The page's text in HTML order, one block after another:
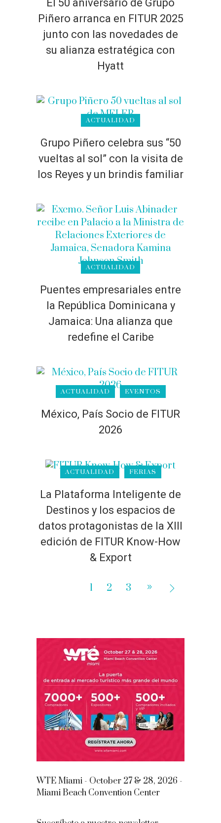
El 50 aniversario de Grupo
Piñero arranca en FITUR 2025
junto con las novedades de
su alianza estratégica con
Hyatt
ACTUALIDAD
Grupo Piñero celebra sus “50
vueltas al sol” con la visita de
los Reyes y un brindis familiar
ACTUALIDAD
Puentes empresariales entre
la República Dominicana y
Jamaica: Una alianza que
redefine el Caribe
ACTUALIDAD EVENTOS
México, País Socio de FITUR
2026
ACTUALIDAD FERIAS
La Plataforma Inteligente de
Destinos y los espacios de
datos protagonistas de la XIII
edición de FITUR Know-How
& Export
1 2 3
WTE Miami - October 27 & 28, 2026 -
Miami Beach Convention Center